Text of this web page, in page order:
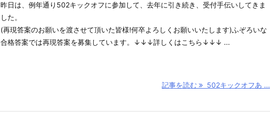
昨日は、例年通り502キックオフに参加して、去年に引き続き、受付手伝いしてきま
した。
(再現答案のお願いを渡させて頂いた皆様!何卒よろしくお願いいたします)ふぞろいな
合格答案では再現答案を募集しています。↓↓↓詳しくはこちら↓↓↓ ...
記事を読む 502キックオフあ ...